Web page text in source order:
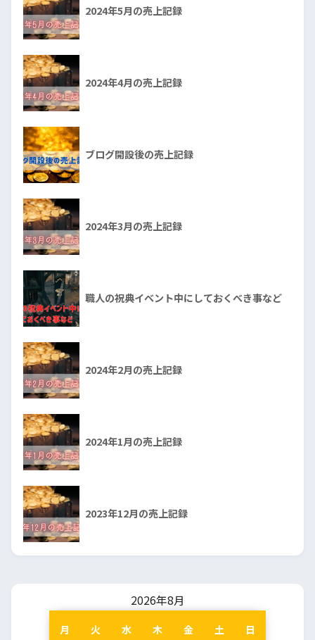
2024年5月の売上記録
2024年4月の売上記録
ブログ開設後の売上記録
2024年3月の売上記録
職人の祝典イベント中にしておくべき事など
2024年2月の売上記録
2024年1月の売上記録
2023年12月の売上記録
2026年8月
月 火 水 木 金 土 日